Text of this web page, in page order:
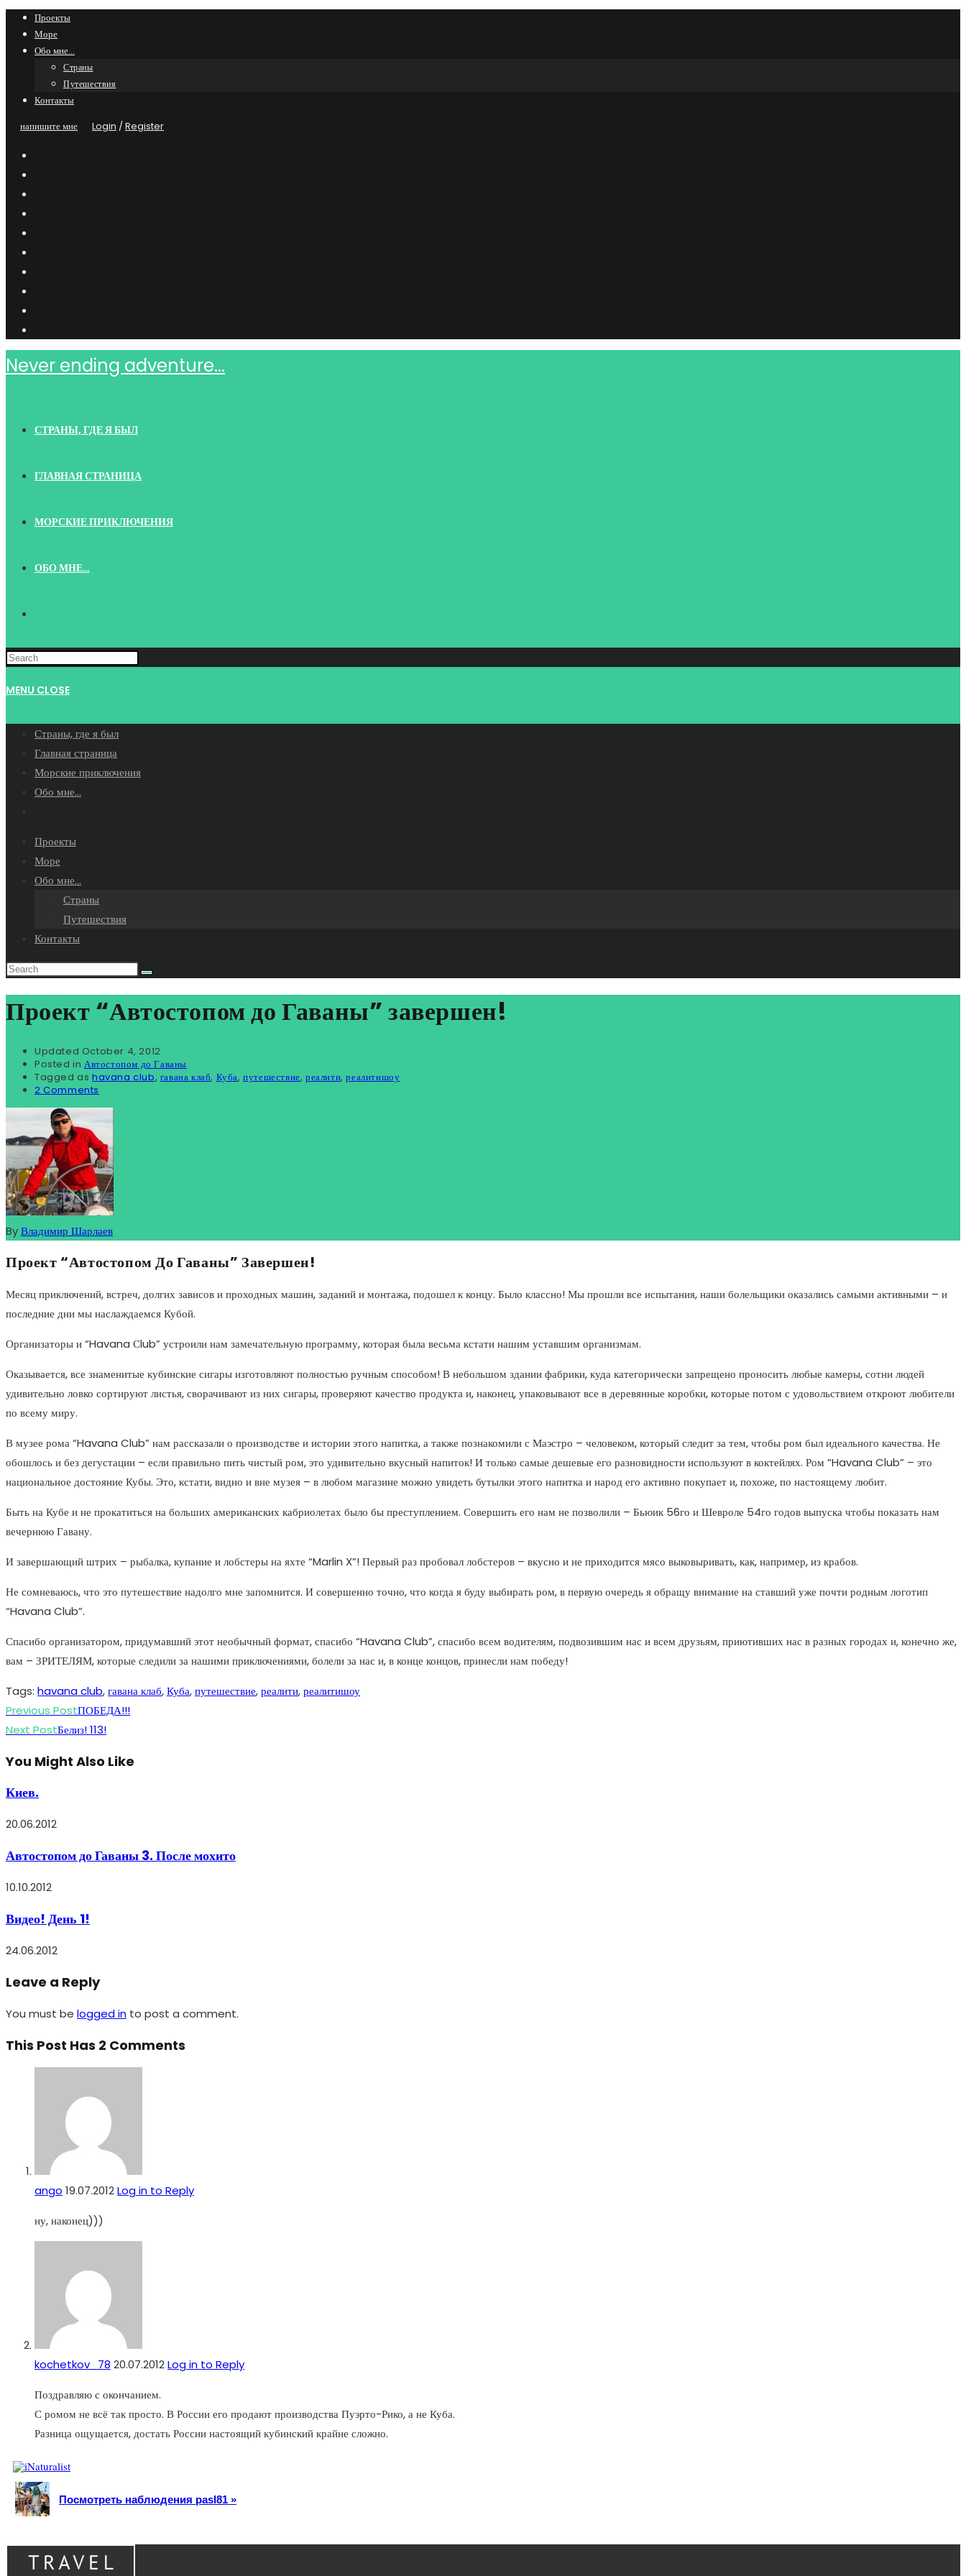
Skip
content
Проекты
Море
Обо мне…
Страны
Путешествия
Контакты
напишите мне
Login /Register
Never ending adventure...
СТРАНЫ, ГДЕ Я БЫЛ
ГЛАВНАЯ СТРАНИЦА
МОРСКИЕ ПРИКЛЮЧЕНИЯ
ОБО МНЕ…
WEBSITE
MENU CLOSE
Страны, где я был
Главная страница
Морские приключения
Обо мне…
search
Проекты
Море
Обо мне…
Страны
Путешествия
Контакты
Проект “Автостопом до Гаваны” завершен!
Updated October 4, 2012
Posted in Автостопом до Гаваны
Tagged as havana club, гавана клаб, Куба,путешествие,реалити,реалитишоу
2 Comments
ByВладимир Шарлаев
Проект “Автостопом До Гаваны” Завершен!
Месяц приключений, встреч, долгих зависов и проходных машин, заданий и монтажа, подошел к концу. Было классно! Мы прошли все испытания, наши болельщики оказались самыми активными – и
последние дни мы наслаждаемся Кубой.
Организаторы и “Havana Сlub” устроили нам замечательную программу, которая была весьма кстати нашим уставшим организмам.
Оказывается, все знаменитые кубинские сигары изготовляют полностью ручным способом! В небольшом здании фабрики, куда категорически запрещено проносить любые камеры, сотни людей
удивительно ловко сортируют листья, сворачивают из них сигары, проверяют качество продукта и, наконец, упаковывают все в деревянные коробки, которые потом с удовольствием откроют любители
по всему миру.
В музее рома “Havana Club” нам рассказали о производстве и истории этого напитка, а также познакомили с Маэстро – человеком, который следит за тем, чтобы ром был идеального качества. Не
обошлось и без дегустации – если правильно пить чистый ром, это удивительно вкусный напиток! И только самые дешевые его разновидности используют в коктейлях. Ром “Havana Club” – это
национальное достояние Кубы. Это, кстати, видно и вне музея – в любом магазине можно увидеть бутылки этого напитка и народ его активно покупает и, похоже, по настоящему любит.
Быть на Кубе и не прокатиться на больших американских кабриолетах было бы преступлением. Совершить его нам не позволили – Бьюик 56го и Шевроле 54го годов выпуска чтобы показать нам
вечернюю Гавану.
И завершающий штрих – рыбалка, купание и лобстеры на яхте “Marlin X”! Первый раз пробовал лобстеров – вкусно и не приходится мясо выковыривать, как, например, из крабов.
Не сомневаюсь, что это путешествие надолго мне запомнится. И совершенно точно, что когда я буду выбирать ром, в первую очередь я обращу внимание на ставший уже почти родным логотип
“Havana Club”.
Спасибо организатором, придумавший этот необычный формат, спасибо “Havana Club”, спасибо всем водителям, подвозившим нас и всем друзьям, приютивших нас в разных городах и, конечно же,
вам – ЗРИТЕЛЯМ, которые следили за нашими приключениями, болели за нас и, в конце концов, принесли нам победу!
Tags: havana club,гавана клаб,Куба,путешествие,реалити,реалитишоу
Read
more
Previous PostПОБЕДА!!!
Next PostБелиз! 113!
You Might Also Like
Киев.
20.06.2012
Автостопом до Гаваны 3. После мохито
10.10.2012
Видео! День 1!
24.06.2012
Leave a Reply
You must be logged in to post a comment.
This Post Has 2 Comments
ango 19.07.2012Log in to Reply
ну, наконец)))
kochetkov_78 20.07.2012Log in to Reply
Поздравляю с окончанием.
С ромом не всё так просто. В России его продают производства Пуэрто-Рико, а не Куба.
Разница ощущается, достать России настоящий кубинский крайне сложно.
Посмотреть наблюдения pasl81 »